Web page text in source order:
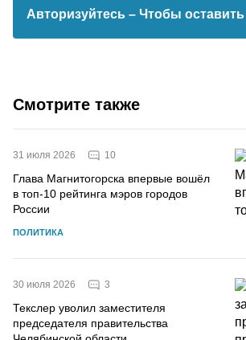
Авторизуйтесь – Чтобы
Смотрите также
31 июля 2026 10
Глава Магнитогорска впервые вошёл
в топ-10 рейтинга мэров городов
России
ПОЛИТИКА
30 июля 2026 3
Текслер уволил заместителя
председателя правительства